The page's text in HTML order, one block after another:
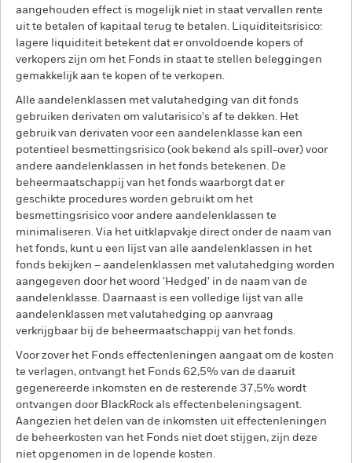
aangehouden effect is mogelijk niet in staat vervallen rente
uit te betalen of kapitaal terug te betalen. Liquiditeitsrisico:
lagere liquiditeit betekent dat er onvoldoende kopers of
verkopers zijn om het Fonds in staat te stellen beleggingen
gemakkelijk aan te kopen of te verkopen.
Alle aandelenklassen met valutahedging van dit fonds
gebruiken derivaten om valutarisico's af te dekken. Het
gebruik van derivaten voor een aandelenklasse kan een
potentieel besmettingsrisico (ook bekend als spill-over) voor
andere aandelenklassen in het fonds betekenen. De
beheermaatschappij van het fonds waarborgt dat er
geschikte procedures worden gebruikt om het
besmettingsrisico voor andere aandelenklassen te
minimaliseren. Via het uitklapvakje direct onder de naam van
het fonds, kunt u een lijst van alle aandelenklassen in het
fonds bekijken – aandelenklassen met valutahedging worden
aangegeven door het woord 'Hedged' in de naam van de
aandelenklasse. Daarnaast is een volledige lijst van alle
aandelenklassen met valutahedging op aanvraag
verkrijgbaar bij de beheermaatschappij van het fonds.
Voor zover het Fonds effectenleningen aangaat om de kosten
te verlagen, ontvangt het Fonds 62,5% van de daaruit
gegenereerde inkomsten en de resterende 37,5% wordt
ontvangen door BlackRock als effectenbeleningsagent.
Aangezien het delen van de inkomsten uit effectenleningen
de beheerkosten van het Fonds niet doet stijgen, zijn deze
niet opgenomen in de lopende kosten.